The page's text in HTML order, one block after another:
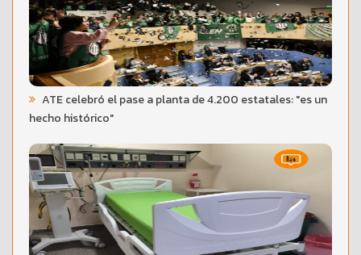
ATE celebró el pase a planta de 4.200 estatales: "es un
hecho histórico"